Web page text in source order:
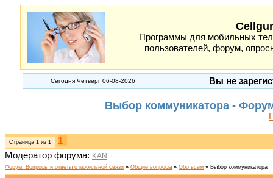
Программы для мобильных
пользователей, форум,
Сегодня Четверг 06-08-2026 Вы не
Выбор коммуникатора -
Страница 1 из 1
1
Модератор форума: KAN
Форум. Вопросы и ответы о мобильной связи » Общие вопросы » Обо всем » Выбор коммуникатора